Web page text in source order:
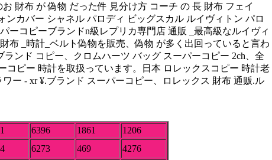
財布 が 偽物 だった件 見分け方 コーチ の 長 財布 フェイ
ンカバー シャネル パロディ ビッグスカル ルイヴィトン パロ
コピーブランドn級レプリカ専門店 通販 _最高級なルイヴィ
布 _時計_ベルト偽物を販売、偽物 が多く出回っていると言わ
ンド コピー、クロムハーツ バッグ スーパーコピー 2ch、全
ピー 時計を取扱っています。日本 ロレックスコピー 時計老
ー - xr ¥.ブランド スーパーコピー、ロレックス 財布 通贩.ル
6396 1861
1206
6273 469
4276